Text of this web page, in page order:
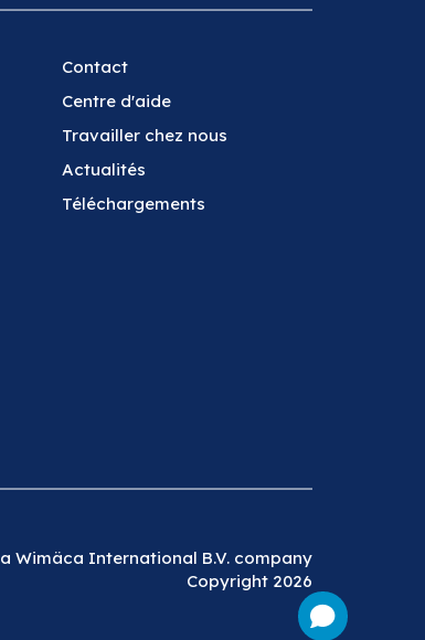
Contact
Centre d'aide
Travailler chez nous
Actualités
Téléchargements
a Wimäca International B.V. company
Copyright 2026